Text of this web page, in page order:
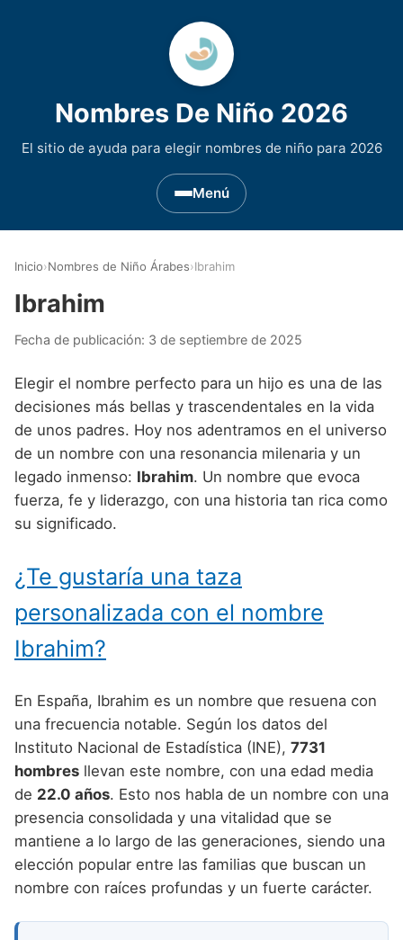
Nombres De Niño 2026
El sitio de ayuda para elegir nombres de niño para 2026
Menú
Nombres de niño que empiezan por D
Nombres de niño que empiezan por E
Nombres de niño que empiezan por F
Nombres de niño que empiezan por G
Nombres de niño que empiezan por H
Nombres de niño que empiezan por I
Nombres de niño que empiezan por J
Nombres de niño que empiezan por K
Nombres de niño que empiezan por M
Nombres de niño que empiezan por N
Nombres de niño que empiezan por O
Nombres de niño que empiezan por P
Nombres de niño que empiezan por Q
Nombres de niño que empiezan por R
Nombres de niño que empiezan por S
Nombres de Niño Asturianos
Nombres de Niño Baleares
Nombres de Niño Cantabros
Nombres de Niño Catalanes
Nombres de Niño Extremeños
Nombres de Niño Murcianos
Nombres de Niño Navarros
Nombres de Niño Riojanos
Nombres de Niño Valencianos
Nombres de Niño Vascos
Nombres de Niño Celtas
Nombres de Niño Egipcios
Nombres de Niño Griegos
Nombres de Niño Mitologicos
Nombres de Niño Vikingos
Nombres de Niño Alemanes
Nombres de Niño Americanos
Nombres de Niño Arabes
Nombres de Niño Chinos
Nombres de Niño Hispanoamericanos
Nombres de Niño Ingleses
Nombres de Niño Judíos
Nombres de Niño Marroquíes
Nombres de Niño Portugueses
Nombres de Niño Rumanos
Nombres de Niño Rusos
Nombres de Niño Suecos
Buscar
Inicio›Nombres de Niño Árabes›Ibrahim
Ibrahim
Fecha de publicación: 3 de septiembre de 2025
Elegir el nombre perfecto para un hijo es una de las
decisiones más bellas y trascendentales en la vida
de unos padres. Hoy nos adentramos en el universo
de un nombre con una resonancia milenaria y un
legado inmenso: Ibrahim. Un nombre que evoca
fuerza, fe y liderazgo, con una historia tan rica como
su significado.
¿Te gustaría una taza
personalizada con el nombre
Ibrahim?
En España, Ibrahim es un nombre que resuena con
una frecuencia notable. Según los datos del
Instituto Nacional de Estadística (INE), 7731
hombres llevan este nombre, con una edad media
de 22.0 años. Esto nos habla de un nombre con una
presencia consolidada y una vitalidad que se
mantiene a lo largo de las generaciones, siendo una
elección popular entre las familias que buscan un
nombre con raíces profundas y un fuerte carácter.